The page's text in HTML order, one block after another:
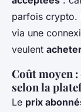
parfois crypto.
via une
veulent
Coût moyen :
selon la
Le prix